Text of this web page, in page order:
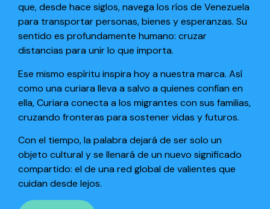
que, desde hace siglos, navega los ríos de Venezuela
para transportar personas, bienes y esperanzas. Su
sentido es profundamente humano: cruzar
distancias para unir lo que importa.
Ese mismo espíritu inspira hoy a nuestra marca. Así
como una curiara lleva a salvo a quienes confían en
ella, Curiara conecta a los migrantes con sus familias,
cruzando fronteras para sostener vidas y futuros.
Con el tiempo, la palabra dejará de ser solo un
objeto cultural y se llenará de un nuevo significado
compartido: el de una red global de valientes que
cuidan desde lejos.